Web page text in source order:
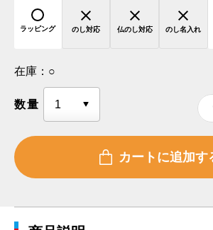
ラッピング のし対応 仏のし対応 のし名入れ
在庫： ○
数量